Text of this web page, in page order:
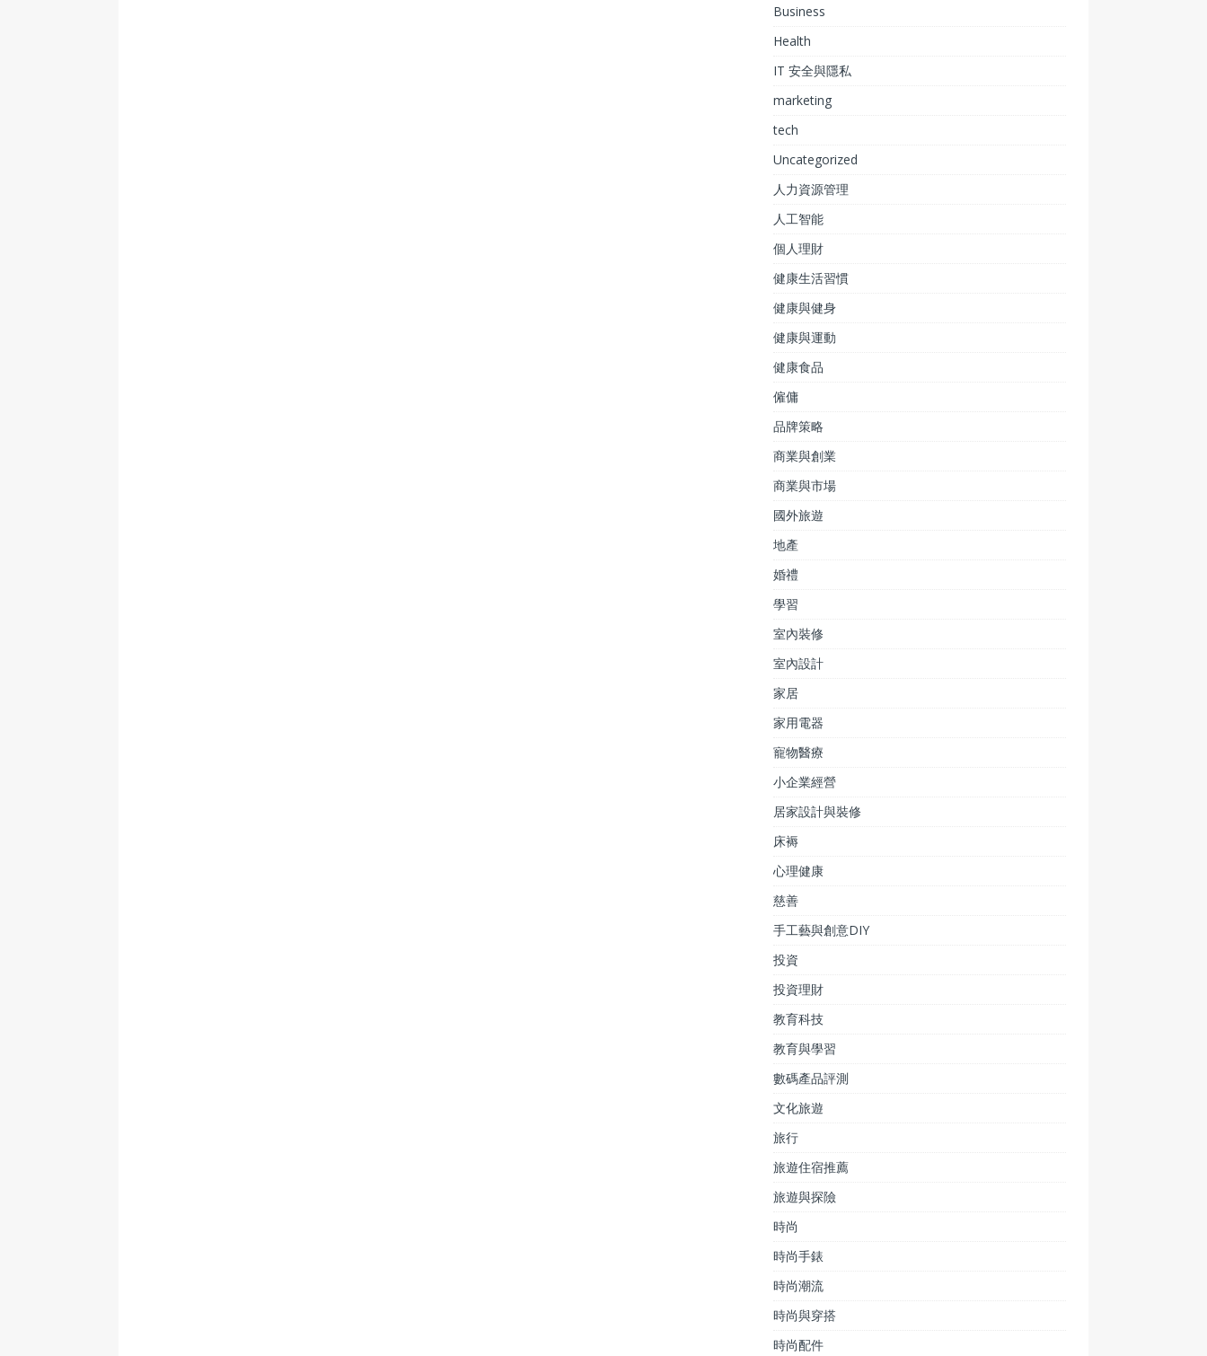
Business
Health
IT 安全與隱私
marketing
tech
Uncategorized
人力資源管理
人工智能
個人理財
健康生活習慣
健康與健身
健康與運動
健康食品
僱傭
品牌策略
商業與創業
商業與市場
國外旅遊
地產
婚禮
學習
室內裝修
室內設計
家居
家用電器
寵物醫療
小企業經營
居家設計與裝修
床褥
心理健康
慈善
手工藝與創意DIY
投資
投資理財
教育科技
教育與學習
數碼產品評測
文化旅遊
旅行
旅遊住宿推薦
旅遊與探險
時尚
時尚手錶
時尚潮流
時尚與穿搭
時尚配件